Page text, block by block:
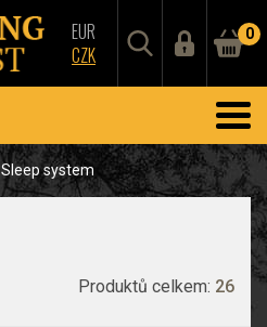
EUR
CZK
0
Sleep system
Produktů celkem: 26